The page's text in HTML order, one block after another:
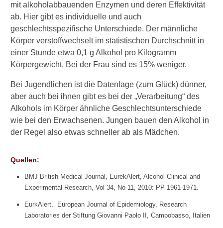
mit alkoholabbauenden Enzymen und deren Effektivität
ab. Hier gibt es individuelle und auch
geschlechtsspezifische Unterschiede. Der männliche
Körper verstoffwechselt im statistischen Durchschnitt in
einer Stunde etwa 0,1 g Alkohol pro Kilogramm
Körpergewicht. Bei der Frau sind es 15% weniger.
Bei Jugendlichen ist die Datenlage (zum Glück) dünner,
aber auch bei ihnen gibt es bei der „Verarbeitung“ des
Alkohols im Körper ähnliche Geschlechtsunterschiede
wie bei den Erwachsenen. Jungen bauen den Alkohol in
der Regel also etwas schneller ab als Mädchen.
Quellen:
BMJ British Medical Journal, EurekAlert, Alcohol Clinical and
Experimental Research, Vol 34, No 11, 2010: PP 1961-1971.
EurkAlert, European Journal of Epidemiology, Research
Laboratories der Stiftung Giovanni Paolo II, Campobasso, Italien
Alkohol und Immunsystem
Alkohol und Schlaf
Alkohol und Schnarchen
Alkohol bei Männern und
Alkohol zum Genuss
Krankheiten
Symptome